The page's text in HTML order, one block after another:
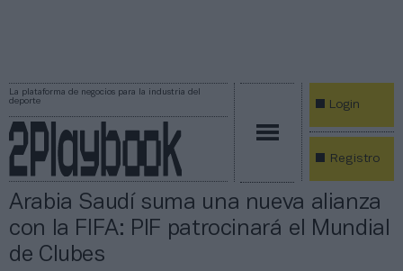
La plataforma de negocios para la industria del
deporte
Login
Registro
Arabia Saudí suma una nueva alianza
con la FIFA: PIF patrocinará el Mundial
de Clubes